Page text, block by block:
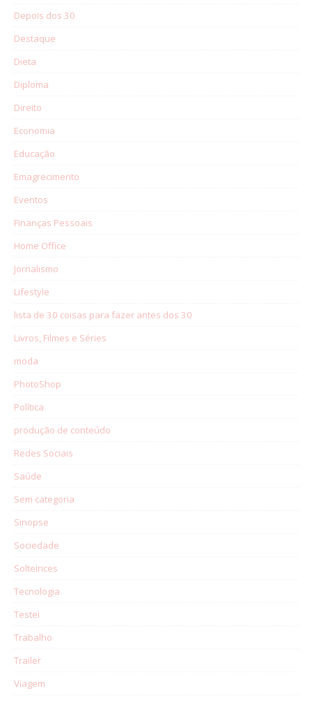
Depois dos 30
Destaque
Dieta
Diploma
Direito
Economia
Educação
Emagrecimento
Eventos
Finanças Pessoais
Home Office
Jornalismo
Lifestyle
lista de 30 coisas para fazer antes dos 30
Livros, Filmes e Séries
moda
PhotoShop
Política
produção de conteúdo
Redes Sociais
Saúde
Sem categoria
Sinopse
Sociedade
Solteirices
Tecnologia
Testei
Trabalho
Trailer
Viagem